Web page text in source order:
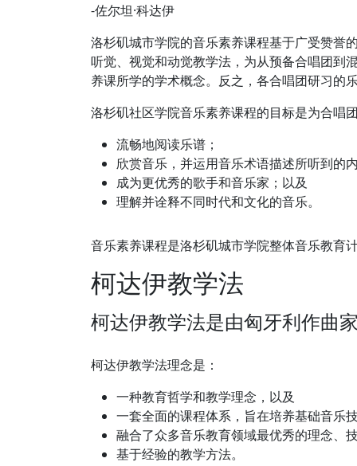
-佐尔坦·科达伊
洛杉矶城市学院的音乐素养课程基于广受赞誉
听觉、视觉和动觉教学法，为从预备合唱团到
养课所学的学术概念。反之，各合唱团研习的
洛杉矶社区学院音乐素养课程的目标是为合唱
流畅地阅读乐谱；
欣赏音乐，并运用音乐术语描述所听到的
成为更优秀的歌手和音乐家；以及
理解并诠释不同时代和文化的音乐。
音乐素养课程是洛杉矶城市学院整体音乐教育
柯达伊教学法
柯达伊教学法是由匈牙利作曲
柯达伊教学法理念是：
一种教育哲学和教学理念，以及
一套全面的课程体系，旨在培养基础音乐
融合了众多音乐教育领域最优秀的理念、
基于经验的教学方法。